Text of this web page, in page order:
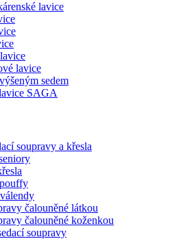
lavice
lavice
sedem
SAGA
soupravy a křesla
čalouněné látkou
čalouněné koženkou
soupravy